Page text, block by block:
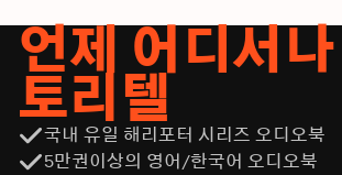
언제 어디서
토리텔
국내 유일 해리포터 시리즈 오디오북
5만권이상의 영어/한국어 오디오북